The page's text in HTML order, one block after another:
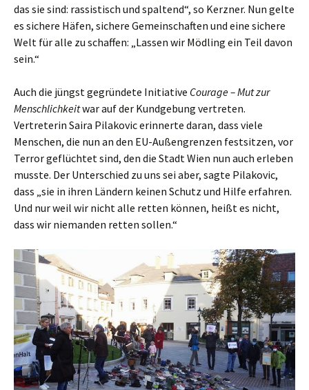
das sie sind: rassistisch und spaltend“, so Kerzner. Nun gelte
es sichere Häfen, sichere Gemeinschaften und eine sichere
Welt für alle zu schaffen: „Lassen wir Mödling ein Teil davon
sein.“
Auch die jüngst gegründete Initiative Courage – Mut zur
Menschlichkeitwar auf der Kundgebung vertreten.
Vertreterin Saira Pilakovic erinnerte daran, dass viele
Menschen, die nun an den EU-Außengrenzen festsitzen, vor
Terror geflüchtet sind, den die Stadt Wien nun auch erleben
musste. Der Unterschied zu uns sei aber, sagte Pilakovic,
dass „sie in ihren Ländern keinen Schutz und Hilfe erfahren.
Und nur weil wir nicht alle retten können, heißt es nicht,
dass wir niemanden retten sollen.“